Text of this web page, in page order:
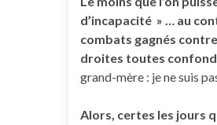
d’incapacité » … au
combats gagnés
droites toutes
grand-mère : je ne suis
Alors, certes les jours